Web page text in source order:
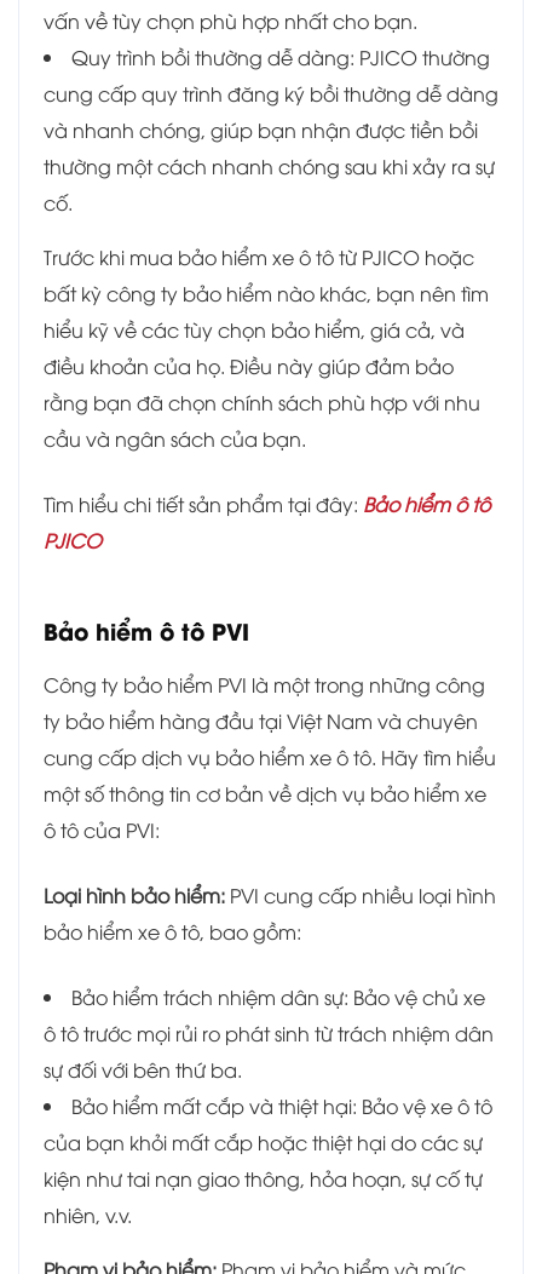
vấn về tùy chọn phù hợp nhất cho bạn.
Quy trình bồi thường dễ dàng: PJICO thường
cung cấp quy trình đăng ký bồi thường dễ dàng
và nhanh chóng, giúp bạn nhận được tiền bồi
thường một cách nhanh chóng sau khi xảy ra sự
cố.
Trước khi mua bảo hiểm xe ô tô từ PJICO hoặc
bất kỳ công ty bảo hiểm nào khác, bạn nên tìm
hiểu kỹ về các tùy chọn bảo hiểm, giá cả, và
điều khoản của họ. Điều này giúp đảm bảo
rằng bạn đã chọn chính sách phù hợp với nhu
cầu và ngân sách của bạn.
Tìm hiểu chi tiết sản phẩm tại đây: Bảo hiểm ô tô
PJICO
Bảo hiểm ô tô PVI
Công ty bảo hiểm PVI là một trong những công
ty bảo hiểm hàng đầu tại Việt Nam và chuyên
cung cấp dịch vụ bảo hiểm xe ô tô. Hãy tìm hiểu
một số thông tin cơ bản về dịch vụ bảo hiểm xe
ô tô của PVI:
Loại hình bảo hiểm: PVI cung cấp nhiều loại hình
bảo hiểm xe ô tô, bao gồm:
Bảo hiểm trách nhiệm dân sự: Bảo vệ chủ xe
ô tô trước mọi rủi ro phát sinh từ trách nhiệm dân
sự đối với bên thứ ba.
Bảo hiểm mất cắp và thiệt hại: Bảo vệ xe ô tô
của bạn khỏi mất cắp hoặc thiệt hại do các sự
kiện như tai nạn giao thông, hỏa hoạn, sự cố tự
nhiên, v.v.